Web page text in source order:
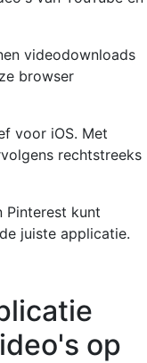
videodownloads
browser
voor iOS. Met
rechtstreeks
Pinterest kunt
juiste applicatie.
op